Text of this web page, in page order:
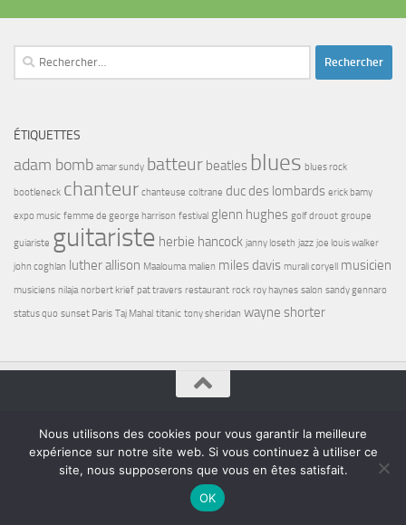
Rechercher :
ÉTIQUETTES
adam bomb amar sundy batteur beatles blues blues rock
bootleneck chanteur chanteuse coltrane duc des lombards erick bamy
expo music femme de george harrison festival glenn hughes golf drouot groupe
guiariste guitariste herbie hancock janny loseth jazz joe louis walker
john coghlan luther allison Maalouma malien miles davis murali coryell musicien
musiciens nilaja norbert krief pat travers restaurant rock roy haynes salon sandy gennaro
status quo sunset Paris Taj Mahal titanic tony sheridan wayne shorter
Bel7 Infos © 2026. Tous droits réservés.
Fièrement propulsé par - Conçu parThème Hueman
Nous utilisons des cookies pour vous garantir la meilleure
expérience sur notre site web. Si vous continuez à utiliser ce
site, nous supposerons que vous en êtes satisfait.
OK